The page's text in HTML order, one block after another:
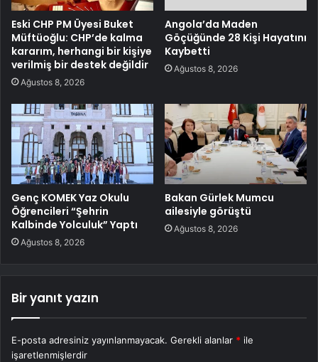
Eski CHP PM Üyesi Buket
Müftüoğlu: CHP’de kalma
kararım, herhangi bir kişiye
verilmiş bir destek değildir
Ağustos 8, 2026
Angola’da Maden
Göçüğünde 28 Kişi Hayatını
Kaybetti
Ağustos 8, 2026
Genç KOMEK Yaz Okulu
Öğrencileri “Şehrin
Kalbinde Yolculuk” Yaptı
Ağustos 8, 2026
Bakan Gürlek Mumcu
ailesiyle görüştü
Ağustos 8, 2026
Bir yanıt yazın
E-posta adresiniz yayınlanmayacak. Gerekli alanlar * ile
işaretlenmişlerdir